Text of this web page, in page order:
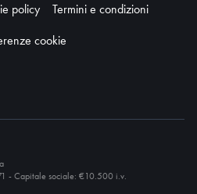
policy
Termini e condizioni
cookie
- Capitale sociale: €10.500 i.v.